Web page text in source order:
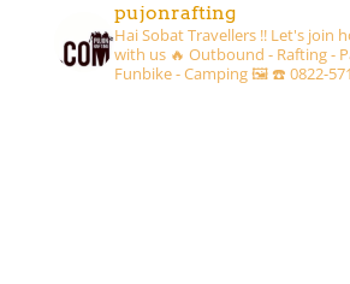
pujonrafting
Hai Sobat Travellers !! Let's join
with us 🔥 Outbound - Rafting -
Funbike - Camping 🖼☎️ 0822-